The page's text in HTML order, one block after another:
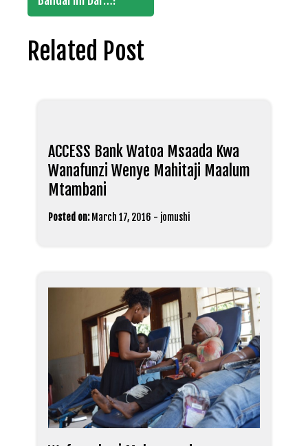
Related Post
ACCESS Bank Watoa Msaada Kwa
Wanafunzi Wenye Mahitaji Maalum
Mtambani
Posted on: March 17, 2016 - jomushi